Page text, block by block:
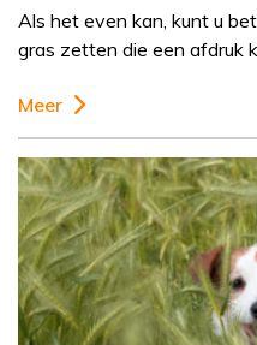
Als het even kan, kunt u
gras zetten die een afdruk
Meer